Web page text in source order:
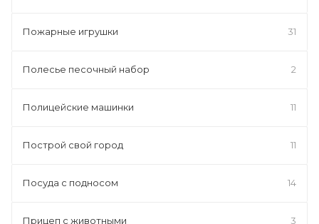
Пожарные игрушки 31
Полесье песочный набор 2
Полицейские машинки 11
Построй свой город 11
Посуда с подносом 14
Прицеп с животными 3